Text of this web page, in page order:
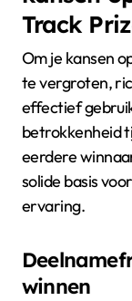
Track
Om je kansen
te vergroten,
effectief
betrokkenheid
eerdere
solide basis
ervaring.
winnen